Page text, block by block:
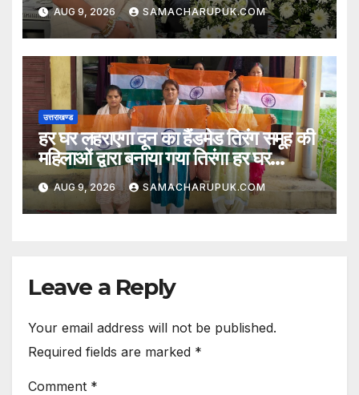
AUG 9, 2026 SAMACHARUPUK.COM
उत्तराखण्ड
हर घर लहराएगा दून का हैंडमेड तिरंग समूह की
महिलाओं द्वारा बनाया गया तिरंगा हर घर
लहराएगा
AUG 9, 2026 SAMACHARUPUK.COM
Leave a Reply
Your email address will not be published.
Required fields are marked *
Comment *